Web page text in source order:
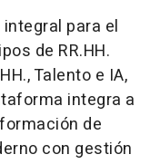
para el
de RR.HH.
Talento e IA,
integra a
de
con gestión